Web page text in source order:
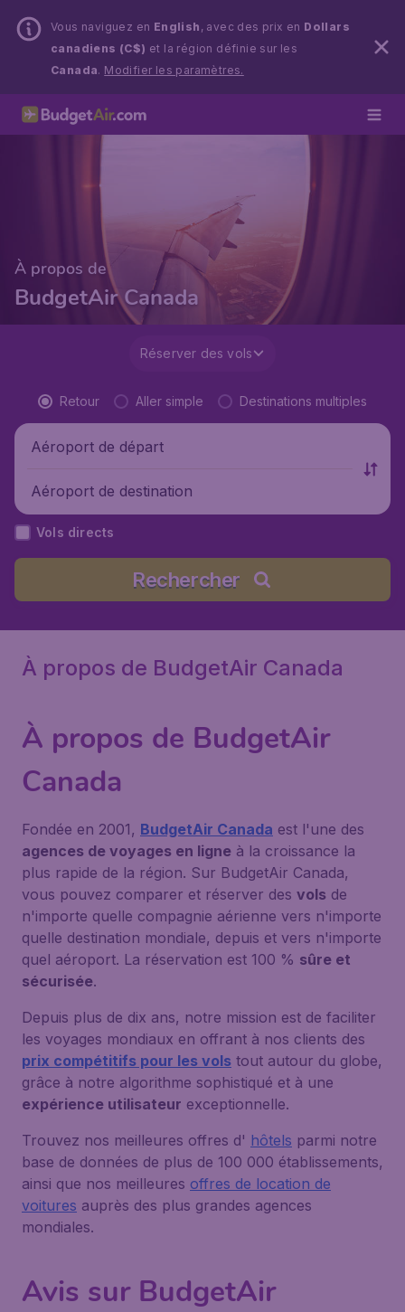
Vous naviguez en English , avec des prix en Dollars
canadiens (C$) et la région définie sur les
Canada. Modifier les paramètres.
À propos de
BudgetAir Canada
Réserver des vols
Retour Aller simple Destinations multiples
Aéroport de départ
Aéroport de destination
Vols directs
Rechercher
À propos de BudgetAir Canada
À propos de BudgetAir
Canada
Fondée en 2001, BudgetAir Canada est l'une des
agences de voyages en ligne à la croissance la
plus rapide de la région. Sur BudgetAir Canada,
vous pouvez comparer et réserver des vols de
n'importe quelle compagnie aérienne vers n'importe
quelle destination mondiale, depuis et vers n'importe
quel aéroport. La réservation est 100 % sûre et
sécurisée.
Depuis plus de dix ans, notre mission est de faciliter
les voyages mondiaux en offrant à nos clients des
prix compétitifs pour les vols tout autour du globe,
grâce à notre algorithme sophistiqué et à une
expérience utilisateur exceptionnelle.
Trouvez nos meilleures offres d' hôtels parmi notre
base de données de plus de 100 000 établissements,
ainsi que nos meilleures offres de location de
voitures auprès des plus grandes agences
mondiales.
Avis sur BudgetAir